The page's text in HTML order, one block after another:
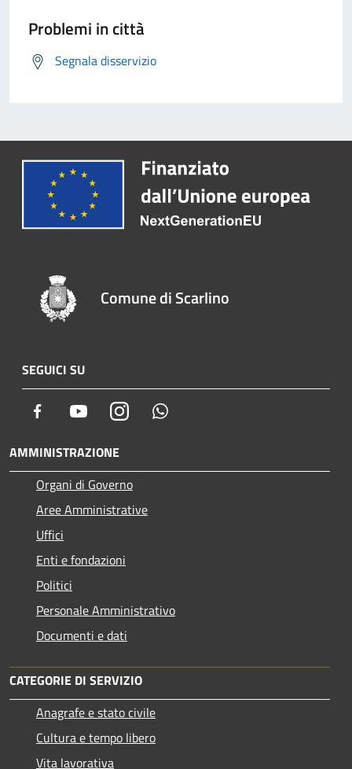
Problemi in città
Segnala disservizio
Comune di Scarlino
SEGUICI SU
Facebook YoutubeInstagram
AMMINISTRAZIONE
Organi di Governo
Aree Amministrative
Uffici
Enti e fondazioni
Politici
Personale Amministrativo
Documenti e dati
CATEGORIE DI SERVIZIO
Anagrafe e stato civile
Cultura e tempo libero
Vita lavorativa